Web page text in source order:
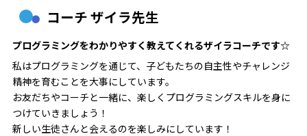
コーチ ザイラ先生
プログラミングをわかりやすく教えてくれるザイラコーチです☆
私はプログラミングを通じて、子どもたちの自主性やチャレンジ
精神を育むことを大事にしています。
お友だちやコーチと一緒に、楽しくプログラミングスキルを身に
つけていきましょう！
新しい生徒さんと会えるのを楽しみにしています！